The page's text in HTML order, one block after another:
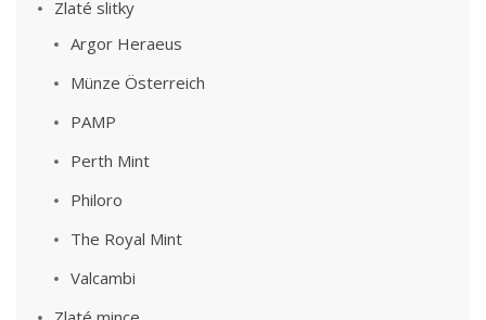
Zlaté slitky
Argor Heraeus
Münze Österreich
PAMP
Perth Mint
Philoro
The Royal Mint
Valcambi